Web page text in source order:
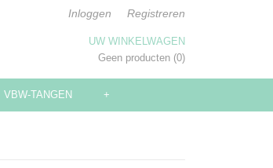
Inloggen Registreren
UW WINKELWAGEN
Geen producten (0)
VBW-TANGEN +